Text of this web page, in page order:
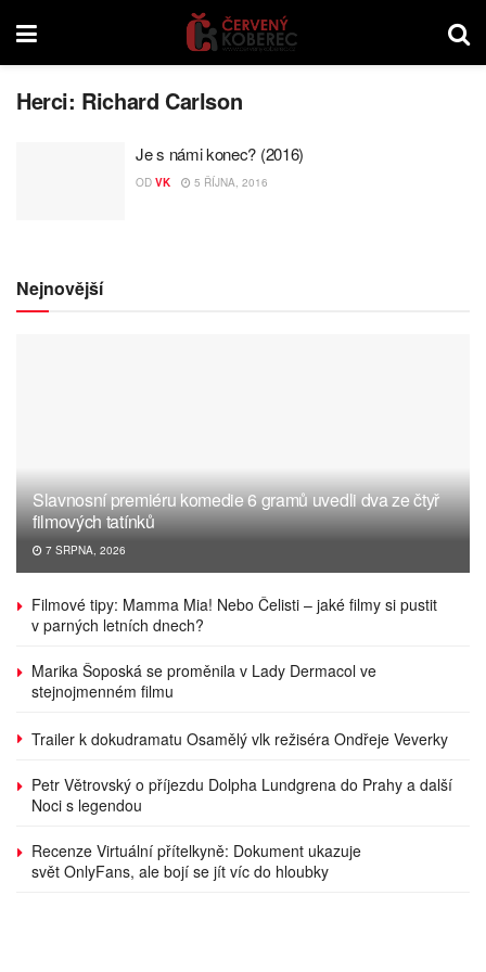
Herci: Richard Carlson
Je s námi konec? (2016)
OD VK 5 ŘÍJNA, 2016
Nejnovější
Slavnosní premiéru komedie 6 gramů uvedli dva ze čtyř
filmových tatínků
7 SRPNA, 2026
Filmové tipy: Mamma Mia! Nebo Čelisti – jaké filmy si pustit
v parných letních dnech?
Marika Šoposká se proměnila v Lady Dermacol ve
stejnojmenném filmu
Trailer k dokudramatu Osamělý vlk režiséra Ondřeje Veverky
Petr Větrovský o příjezdu Dolpha Lundgrena do Prahy a další
Noci s legendou
Recenze Virtuální přítelkyně: Dokument ukazuje
svět OnlyFans, ale bojí se jít víc do hloubky